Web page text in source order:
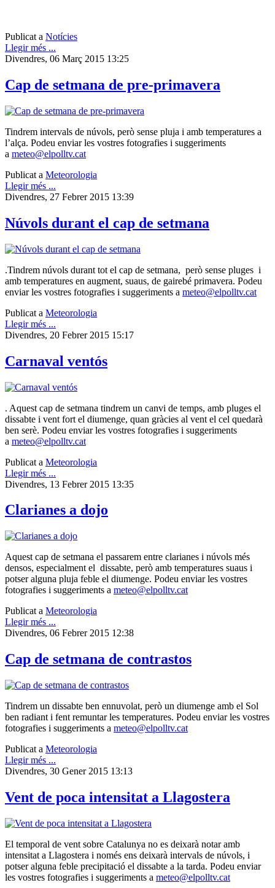
Publicat a Notícies
Llegir més ...
Divendres, 06 Març 2015 13:25
Cap de setmana de pre-primavera
Tindrem intervals de núvols, però sense pluja i amb temperatures a
l’alça. Podeu enviar les vostres fotografies i suggeriments
a meteo@elpolltv.cat
Publicat a Meteorologia
Llegir més ...
Divendres, 27 Febrer 2015 13:39
Núvols durant el cap de setmana
.Tindrem núvols durant tot el cap de setmana, però sense pluges i
amb temperatures en augment, suaus, de gairebé primavera. Podeu
enviar les vostres fotografies i suggeriments a meteo@elpolltv.cat
Publicat a Meteorologia
Llegir més ...
Divendres, 20 Febrer 2015 15:17
Carnaval ventós
. Aquest cap de setmana tindrem un canvi de temps, amb pluges el
dissabte i vent fort el diumenge, quan gràcies al vent el cel quedarà
ben serè. Podeu enviar les vostres fotografies i suggeriments
a meteo@elpolltv.cat
Publicat a Meteorologia
Llegir més ...
Divendres, 13 Febrer 2015 13:35
Clarianes a dojo
Aquest cap de setmana el passarem entre clarianes i núvols més
densos, especialment el dissabte, però amb temperatures suaus i
potser alguna pluja feble el diumenge. Podeu enviar les vostres
fotografies i suggeriments a meteo@elpolltv.cat
Publicat a Meteorologia
Llegir més ...
Divendres, 06 Febrer 2015 12:38
Cap de setmana de contrastos
Tindrem un dissabte ben ennuvolat, però un diumenge amb el Sol
ben radiant i fent remuntar les temperatures. Podeu enviar les vostres
fotografies i suggeriments a meteo@elpolltv.cat
Publicat a Meteorologia
Llegir més ...
Divendres, 30 Gener 2015 13:13
Vent de poca intensitat a Llagostera
El temporal de vent sobre Catalunya no es deixarà notar amb
intensitat a Llagostera i només ens deixarà intervals de núvols, i
potser alguna feble precipitació el dissabte a la tarda. Podeu enviar
les vostres fotografies i suggeriments a meteo@elpolltv.cat